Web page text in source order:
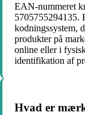
EAN-nummeret
5705755294135.
kodningssystem,
produkter på
online eller i
identifikation af
Hvad er